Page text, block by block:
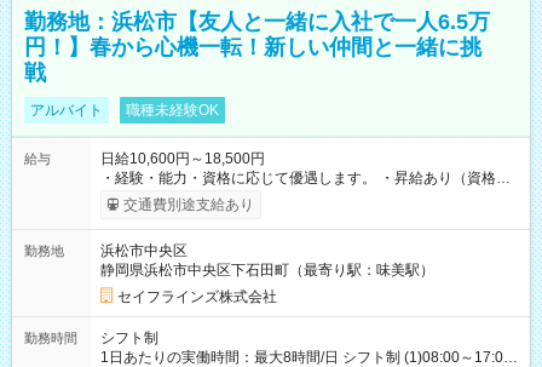
勤務地：浜松市【友人と一緒に入社で一人6.5万
円！】春から心機一転！新しい仲間と一緒に挑
戦
アルバイト 職種未経験OK
給与
日給10,600円～18,500円
・経験・能力・資格に応じて優遇します。 ・昇給あり（資格取
得・勤務成績により随時） ・交通費全額支給（規定あり） ・日
払い・週払い制度あり（規定あり） ・早く勤務が終わっても日
支援あり（費用会社全額負担） ・紹介手当制度あり（最大
130,000円） 【試用期間】試用期間あり 試用期間の長さ：3ヶ月
雇用形態、給与は本採用時と同じです。
交通費別途支給あり
勤務地
浜松市中央区
静岡県浜松市中央区下石田町（最寄り駅：味美駅）
セイフラインズ株式会社
勤務時間
シフト制
1日あたりの実働時間：最大8時間/日 シフト制 (1)08:00～17:00